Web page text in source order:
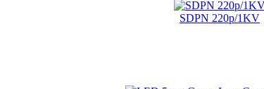
SDPN 220p/1KV